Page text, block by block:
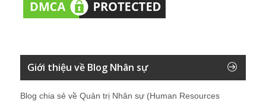
Giới thiệu về Blog Nhân sự
Blog chia sẻ về Quản trị Nhân sự (Human Resources